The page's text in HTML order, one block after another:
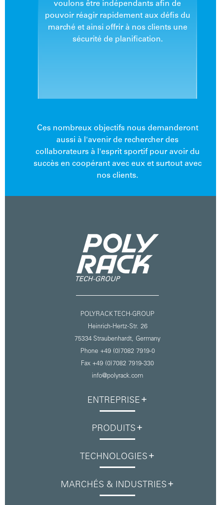
voulons être indépendants afin de
pouvoir réagir rapidement aux défis du
marché et ainsi offrir à nos clients une
sécurité de planification.
Ces nombreux objectifs nous demanderont
aussi à l'avenir de rechercher des
collaborateurs à l'esprit sportif pour avoir du
succès en coopérant avec eux et surtout avec
nos clients.
POLYRACK TECH-GROUP
Heinrich-Hertz-Str. 26
75334 Straubenhardt, Germany
Phone +49 (0)7082 7919-0
Fax +49 (0)7082 7919-330
info@polyrack.com
ENTREPRISE
PRODUITS
TECHNOLOGIES
MARCHÉS & INDUSTRIES